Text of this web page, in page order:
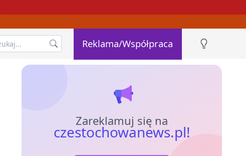
Reklama/Współpraca
Zareklamuj się na
czestochowanews.pl!